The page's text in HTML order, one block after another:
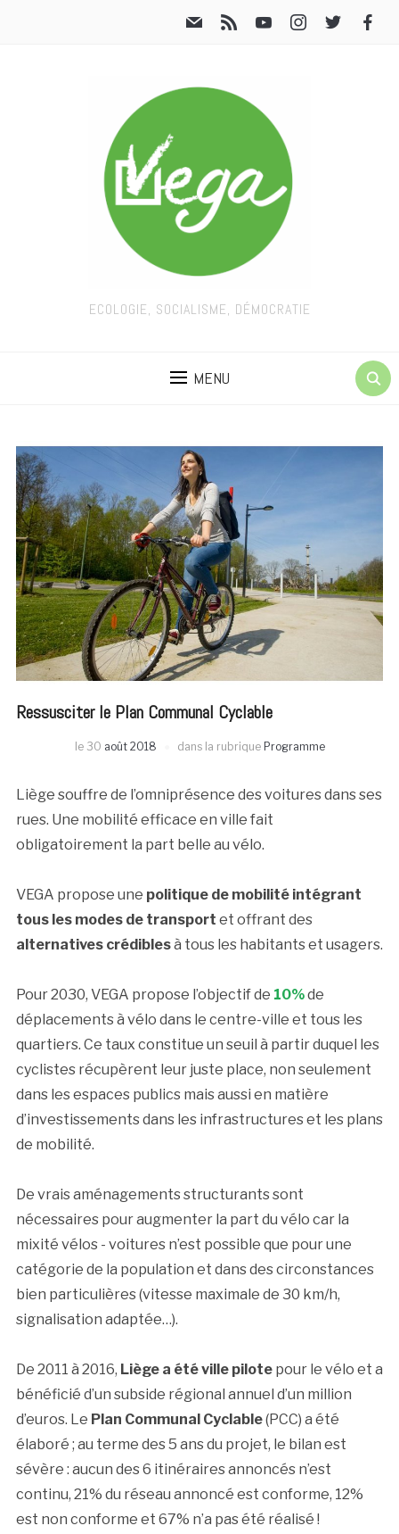
ECOLOGIE, SOCIALISME, DÉMOCRATIE
MENU
Ressusciter le Plan Communal Cyclable
le 30 août 2018 dans la rubrique Programme
Liège souffre de l’omniprésence des voitures dans ses
rues. Une mobilité efficace en ville fait
obligatoirement la part belle au vélo.
VEGA propose une politique de mobilité intégrant
tous les modes de transport et offrant des
alternatives crédiblesà tous les habitants et usagers.
Pour 2030, VEGA propose l’objectif de 10%de
déplacements à vélo dans le centre-ville et tous les
quartiers. Ce taux constitue un seuil à partir duquel les
cyclistes récupèrent leur juste place, non seulement
dans les espaces publics mais aussi en matière
d’investissements dans les infrastructures et les plans
de mobilité.
De vrais aménagements structurants sont
nécessaires pour augmenter la part du vélo car la
mixité vélos - voitures n’est possible que pour une
catégorie de la population et dans des circonstances
bien particulières (vitesse maximale de 30 km/h,
signalisation adaptée…).
De 2011 à 2016, Liège a été ville pilote pour le vélo et a
bénéficié d’un subside régional annuel d’un million
d’euros. Le Plan Communal Cyclable(PCC) a été
élaboré ; au terme des 5 ans du projet, le bilan est
sévère : aucun des 6 itinéraires annoncés n’est
continu, 21% du réseau annoncé est conforme, 12%
est non conforme et 67% n’a pas été réalisé !